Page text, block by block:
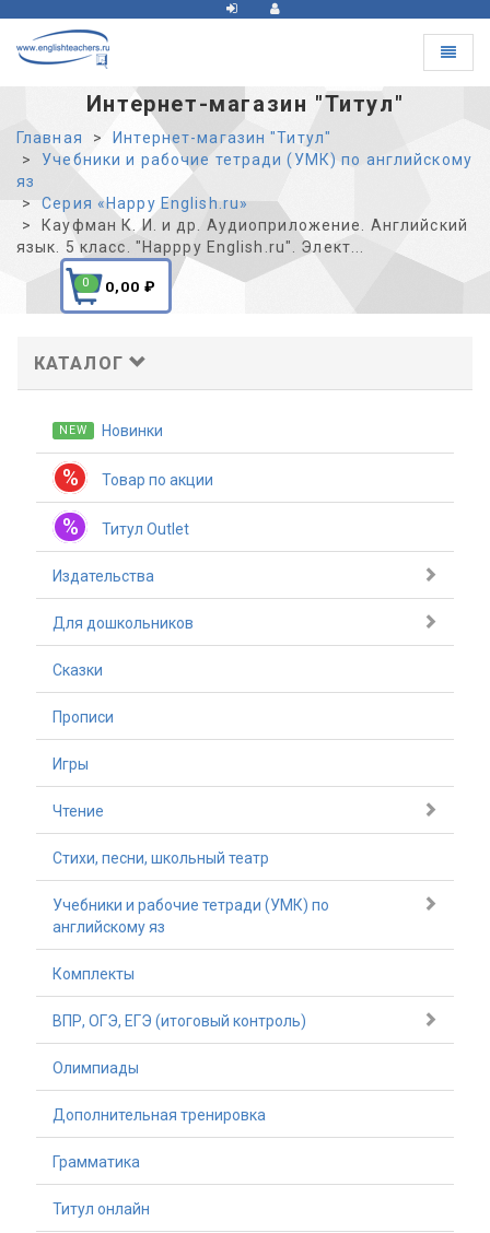
Toggle
Интернет-магазин "Титул"
Главная
Интернет-магазин "Титул"
Учебники и рабочие тетради (УМК) по английскому
яз
Серия «Happy English.ru»
Кауфман К. И. и др. Аудиоприложение. Английский
язык. 5 класс. "Happpy English.ru". Элект...
0 0,00 ₽
КАТАЛОГ
NEW Новинки
% Товар по акции
% Титул Outlet
Издательства
Для дошкольников
Сказки
Прописи
Игры
Чтение
Стихи, песни, школьный театр
Учебники и рабочие тетради (УМК) по
английскому яз
Комплекты
ВПР, ОГЭ, ЕГЭ (итоговый контроль)
Олимпиады
Дополнительная тренировка
Грамматика
Титул онлайн